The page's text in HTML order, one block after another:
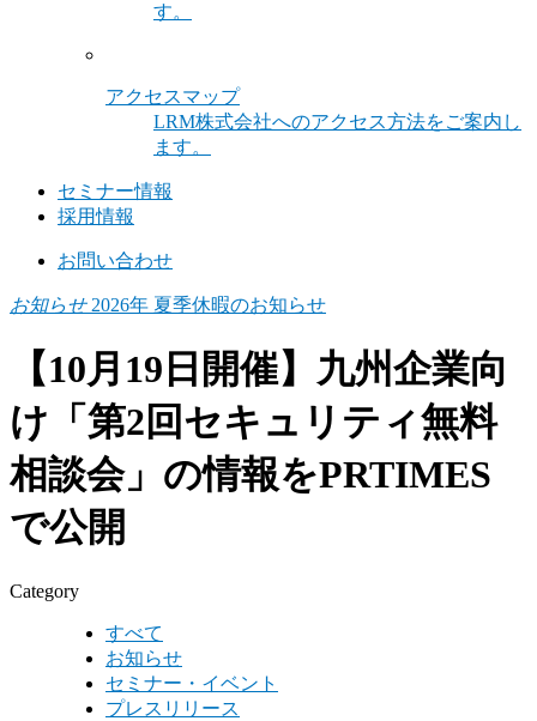
す。
アクセスマップ
LRM株式会社へのアクセス方法をご案内し
ます。
セミナー情報
採用情報
お問い合わせ
お知らせ2026年 夏季休暇のお知らせ
【10月19日開催】九州企業向
け「第2回セキュリティ無料
相談会」の情報をPRTIMES
で公開
Category
すべて
お知らせ
セミナー・イベント
プレスリリース